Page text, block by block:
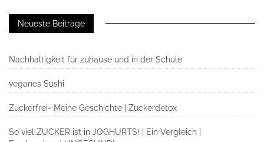
Neueste Beiträge
Nachhaltigkeit für zuhause und in der Schule
veganes Sushi
Zuckerfrei- Meine Geschichte | Zuckerdetox
So viel ZUCKER ist in JOGHURTS! | Ein Vergleich |